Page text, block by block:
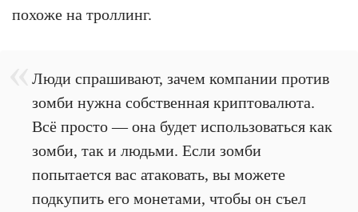
похоже на троллинг.
Люди спрашивают, зачем компании против
зомби нужна собственная криптовалюта.
Всё просто — она будет использоваться как
зомби, так и людьми. Если зомби
попытается вас атаковать, вы можете
подкупить его монетами, чтобы он съел